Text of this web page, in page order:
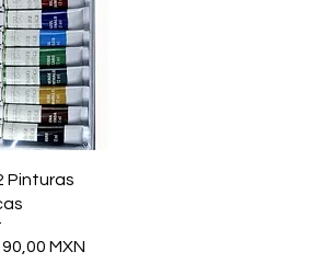
Pinturas
de oferta
MXN